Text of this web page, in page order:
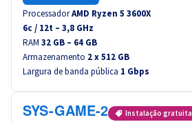
Tunísia
Canada (en)
Canada (fr)
América Latina
ProcessadorAMD Ryzen 5 3600X
6c / 12t – 3,8 GHz
RAM 32 GB – 64 GB
Armazenamento 2 x 512 GB
Largura de banda pública 1 Gbps
SYS-GAME-2 Instalação gratuita